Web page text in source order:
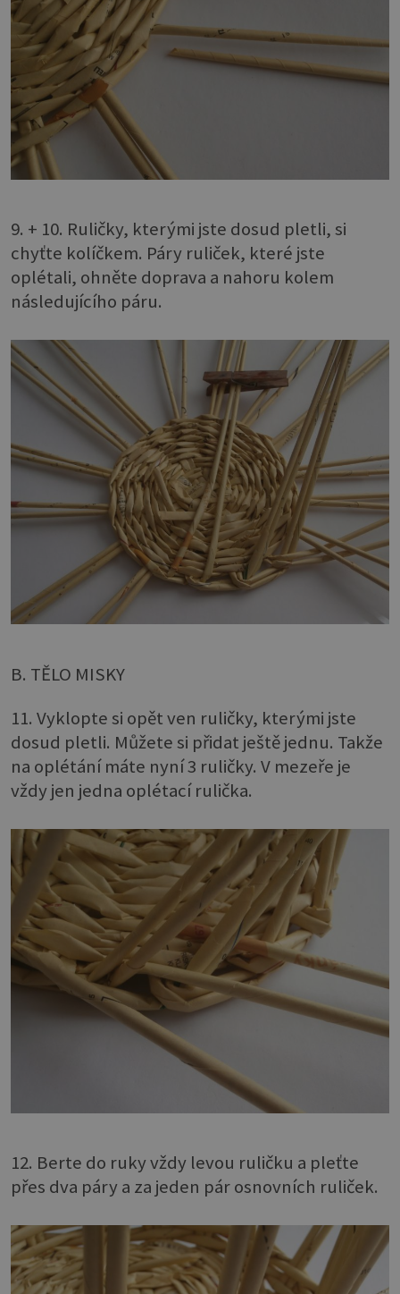
9. + 10. Ruličky, kterými jste dosud pletli, si
chyťte kolíčkem. Páry ruliček, které jste
oplétali, ohněte doprava a nahoru kolem
následujícího páru.
B. TĚLO MISKY
11. Vyklopte si opět ven ruličky, kterými jste
dosud pletli. Můžete si přidat ještě jednu. Takže
na oplétání máte nyní 3 ruličky. V mezeře je
vždy jen jedna oplétací rulička.
12. Berte do ruky vždy levou ruličku a pleťte
přes dva páry a za jeden pár osnovních ruliček.